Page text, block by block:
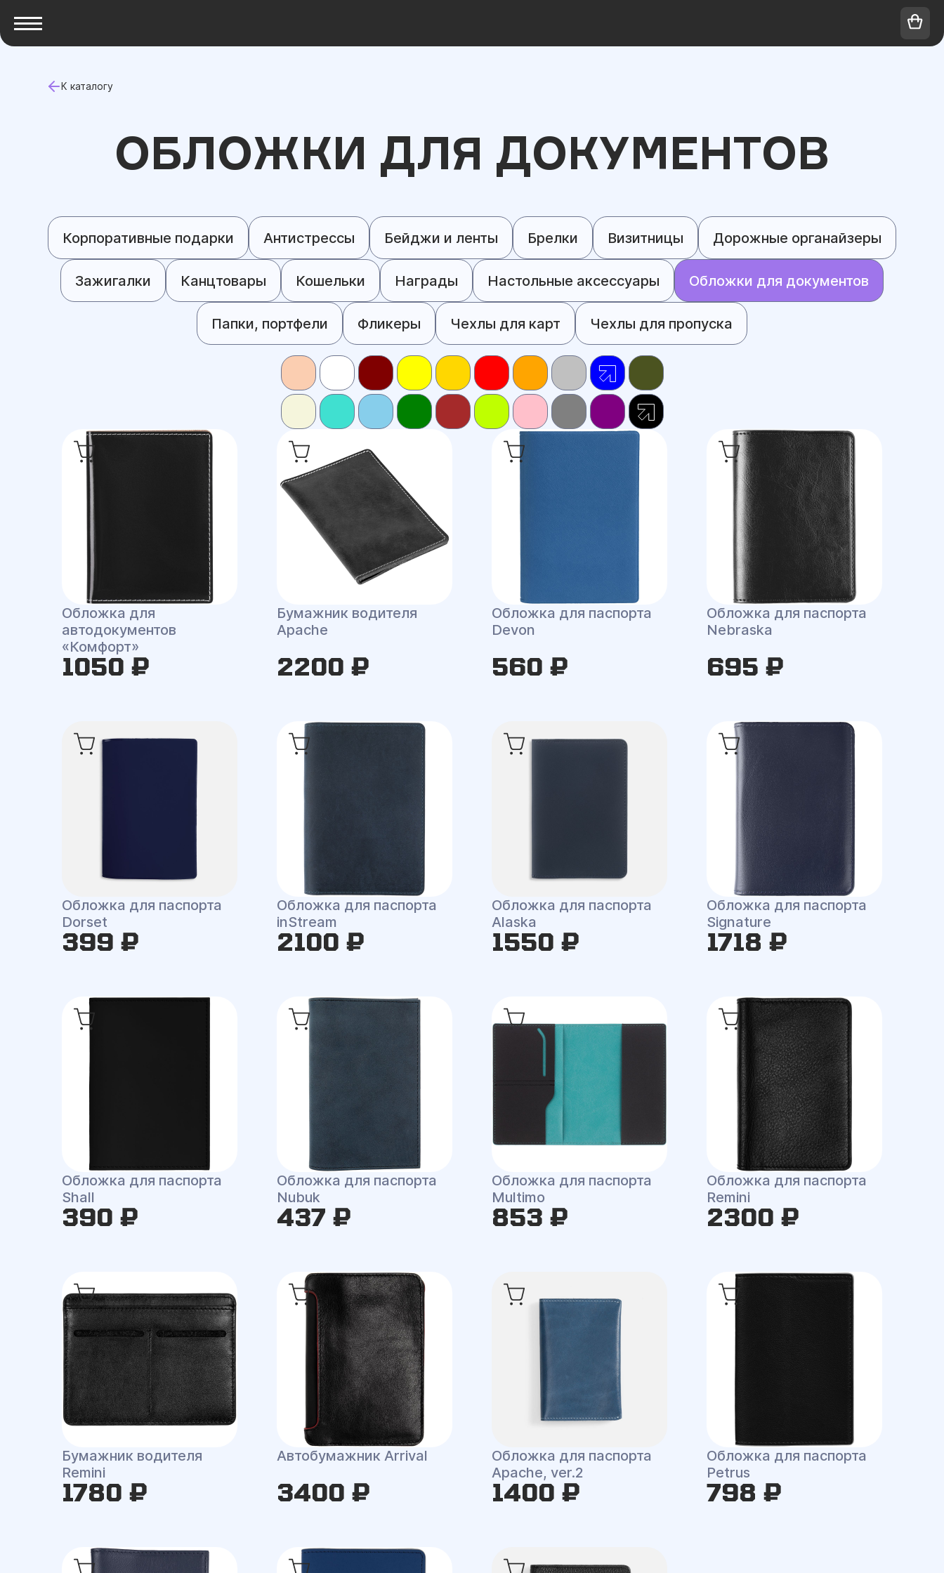
К каталогу
ОБЛОЖКИ ДЛЯ ДОКУМЕНТОВ
Корпоративные подарки Антистрессы Бейджи и ленты Брелки Визитницы Дорожные органайзеры
Зажигалки Канцтовары Кошельки Награды Настольные аксессуары Обложки для документов
Папки, портфели Фликеры Чехлы для карт Чехлы для пропуска
Обложка для
автодокументов
«Комфорт»
1050 ₽
Бумажник водителя
Apache
2200 ₽
Обложка для паспорта
Devon
560 ₽
Обложка для паспорта
Nebraska
695 ₽
Обложка для паспорта
Dorset
399 ₽
Обложка для паспорта
inStream
2100 ₽
Обложка для паспорта
Alaska
1550 ₽
Обложка для паспорта
Signature
1718 ₽
Обложка для паспорта
Shall
390 ₽
Обложка для паспорта
Nubuk
437 ₽
Обложка для паспорта
Multimo
853 ₽
Обложка для паспорта
Remini
2300 ₽
Бумажник водителя
Remini
1780 ₽
Автобумажник Arrival
3400 ₽
Обложка для паспорта
Apache, ver.2
1400 ₽
Обложка для паспорта
Petrus
798 ₽